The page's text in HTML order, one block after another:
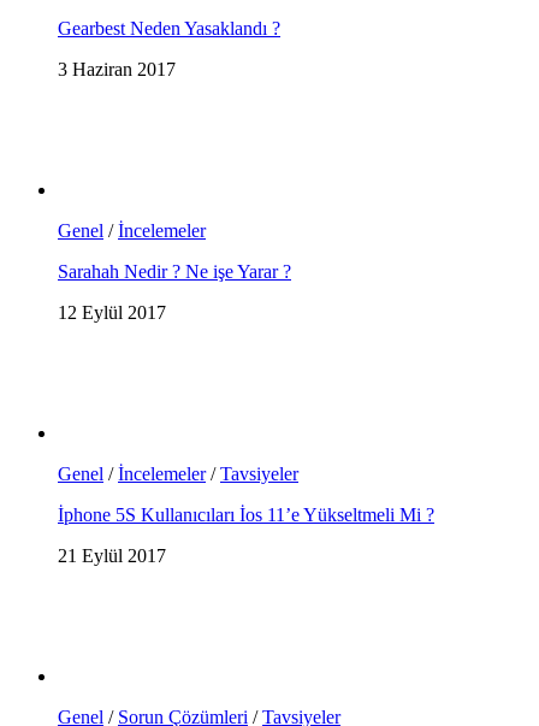
Gearbest Neden Yasaklandı ?
3 Haziran 2017
Genel /İncelemeler
Sarahah Nedir ? Ne işe Yarar ?
12 Eylül 2017
Genel /İncelemeler/Tavsiyeler
İphone 5S Kullanıcıları İos 11’e Yükseltmeli Mi ?
21 Eylül 2017
Genel / Sorun Çözümleri /Tavsiyeler